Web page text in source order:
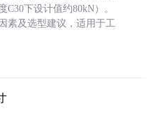
下设计值约80kN）。
素及选型建议，适用于工